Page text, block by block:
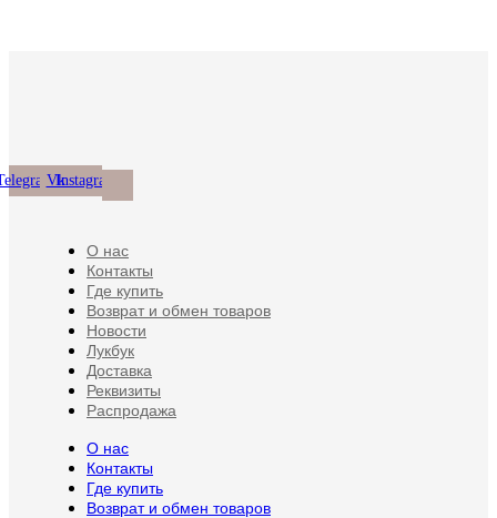
VkInstagram
О нас
Контакты
Где купить
Возврат и обмен товаров
Новости
Лукбук
Доставка
Реквизиты
Распродажа
О нас
Контакты
Где купить
Возврат и обмен товаров